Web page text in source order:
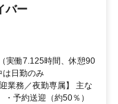
バー
実働7.125時間、休憩90
日勤のみ
業務／夜勤専属】 主な
予約送迎（約50％）